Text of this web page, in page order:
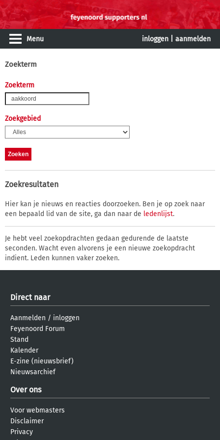
Menu inloggen aanmelden
Zoekterm
Zoekterm
Zoekgebied
Zoekresultaten
Hier kan je nieuws en reacties doorzoeken. Ben je op zoek naar
een bepaald lid van de site, ga dan naar de ledenlijst.
Je hebt veel zoekopdrachten gedaan gedurende de laatste
seconden. Wacht even alvorens je een nieuwe zoekopdracht
indient. Leden kunnen vaker zoeken.
Direct naar
Aanmelden / inloggen
Feyenoord Forum
Stand
Kalender
E-zine (nieuwsbrief)
Nieuwsarchief
Over ons
Voor webmasters
Disclaimer
Privacy